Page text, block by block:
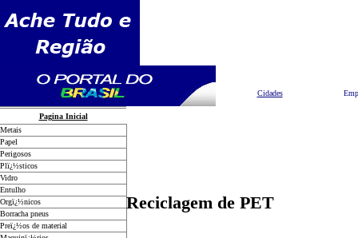
Cidades
Pagina Inicial
Metais
Papel
Perigosos
Plï¿½sticos
Vidro
Entulho
Orgï¿½nicos
Borracha pneus
Preï¿½os de material
Reciclagem de PET